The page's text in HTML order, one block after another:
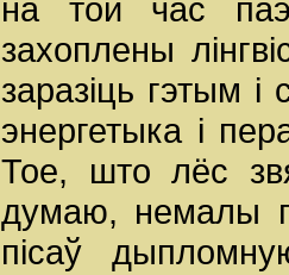
на той час
захоплены
заразіць гэтым і
энергетыка і
Тое, што лёс
думаю, немалы
пісаў